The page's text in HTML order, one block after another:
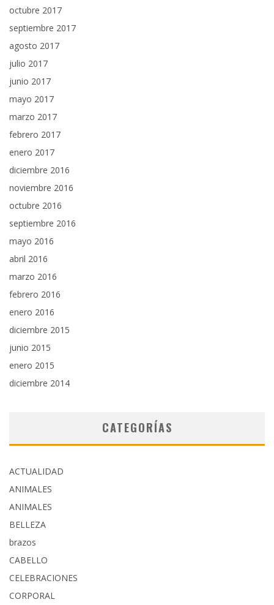
octubre 2017
septiembre 2017
agosto 2017
julio 2017
junio 2017
mayo 2017
marzo 2017
febrero 2017
enero 2017
diciembre 2016
noviembre 2016
octubre 2016
septiembre 2016
mayo 2016
abril 2016
marzo 2016
febrero 2016
enero 2016
diciembre 2015
junio 2015
enero 2015
diciembre 2014
CATEGORÍAS
ACTUALIDAD
ANIMALES
ANIMALES
BELLEZA
brazos
CABELLO
CELEBRACIONES
CORPORAL